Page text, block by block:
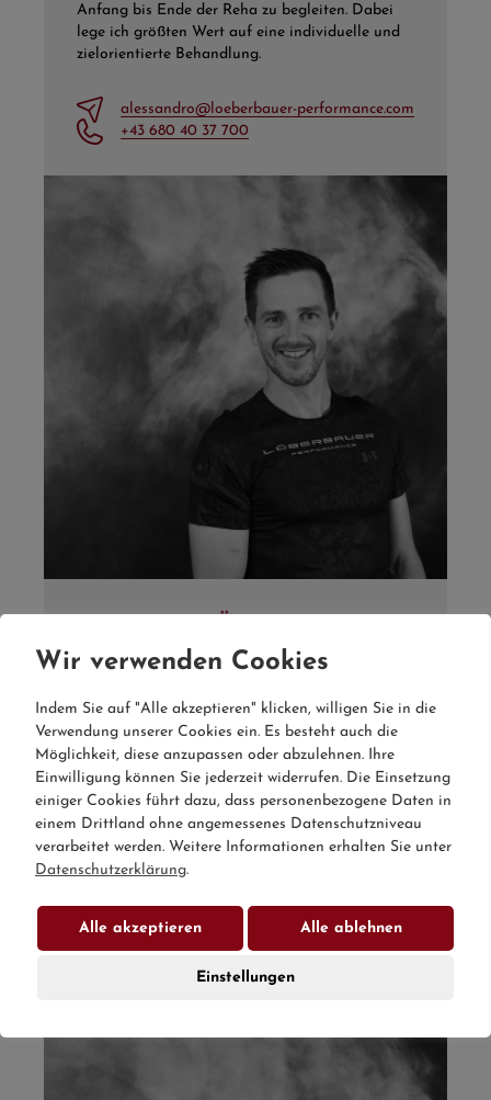
Anfang bis Ende der Reha zu begleiten. Dabei
lege ich größten Wert auf eine individuelle und
zielorientierte Behandlung.
alessandro@loeberbauer-performance.com
+43 680 40 37 700
Physio / Personal Training
Die Betrachtung des Körpers aus ganzheitlichem
Blickwinkel ist für mich sehr wichtig. Dabei spielt
es keine Rolle, ob sie meine Dienste als
Physiotherapeut oder Sportwissenschafter in
Anspruch nehmen. Sei es bei chronischem
Schmerz, Rehabilitation nach Verletzungen oder
beim Erreichen Ihrer sportlichen Ziele, ist
professionelle und individuelle Betreuung mein
Anspruch, um ihren Erfolg nachhaltig zu
gestalten.
+43 677 63 43 02 82
Wir verwenden Cookies
Indem Sie auf "Alle akzeptieren" klicken, willigen Sie in die
Verwendung unserer Cookies ein. Es besteht auch die
Möglichkeit, diese anzupassen oder abzulehnen. Ihre
Einwilligung können Sie jederzeit widerrufen. Die Einsetzung
einiger Cookies führt dazu, dass personenbezogene Daten in
einem Drittland ohne angemessenes Datenschutzniveau
verarbeitet werden. Weitere Informationen erhalten Sie unter
Datenschutzerklärung.
Alle akzeptieren Alle ablehnen
Einstellungen